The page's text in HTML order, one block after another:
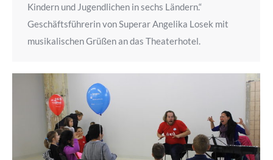
Kindern und Jugendlichen in sechs Ländern.“
Geschäftsführerin von Superar Angelika Losek mit
musikalischen Grüßen an das Theaterhotel.